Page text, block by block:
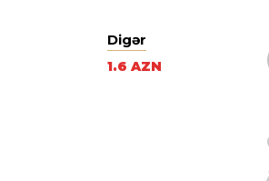
Digər
1.6 AZN